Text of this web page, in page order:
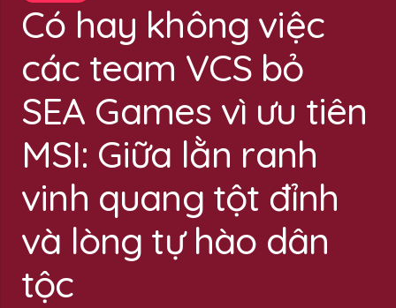
Có hay không việc
các team VCS bỏ
SEA Games vì ưu tiên
MSI: Giữa lằn ranh
vinh quang tột đỉnh
và lòng tự hào dân
tộc